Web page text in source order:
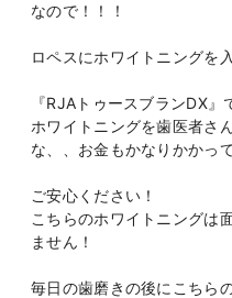
なので！！！
ロペスにホワイトニングを
『RJAトゥースブランDX』
ホワイトニングを歯医者さ
な、、お金もかなりかかっ
ご安心ください！
こちらのホワイトニングは
ません！
毎日の歯磨きの後にこちら